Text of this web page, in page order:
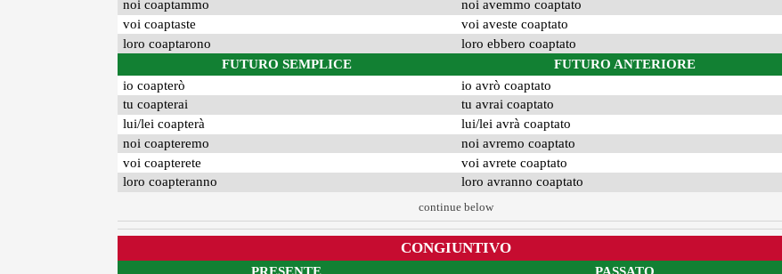
noi coaptammo
voi coaptaste
loro coaptarono
FUTURO SEMPLICE
io coapterò
tu coapterai
lui/lei coapterà
noi coapteremo
voi coapterete
loro coapteranno
noi avemmo coaptato
voi aveste coaptato
loro ebbero coaptato
FUTURO ANTERIORE
io avrò coaptato
tu avrai coaptato
lui/lei avrà coaptato
noi avremo coaptato
voi avrete coaptato
loro avranno coaptato
continue below
CONGIUNTIVO